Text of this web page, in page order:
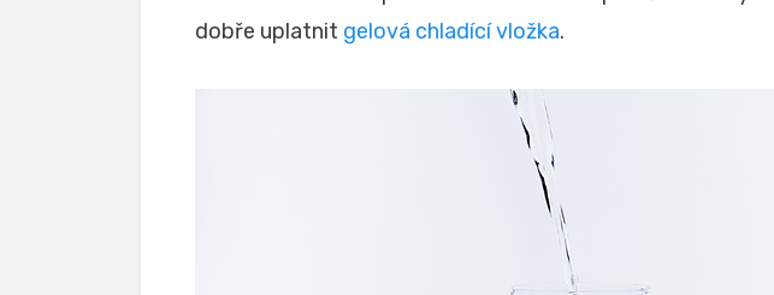
dobře uplatnit gelová chladící vložka.